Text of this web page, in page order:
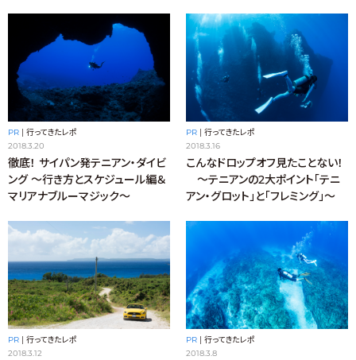
PR
行ってきたレポ
2018.3.20
徹底！ サイパン発テニアン・ダイビ
ング ～行き方とスケジュール編＆
マリアナブルーマジック～
PR
行ってきたレポ
2018.3.16
こんなドロップオフ見たことない！
〜テニアンの2大ポイント「テニ
アン・グロット」と「フレミング」〜
PR
行ってきたレポ
2018.3.12
PR
行ってきたレポ
2018.3.8